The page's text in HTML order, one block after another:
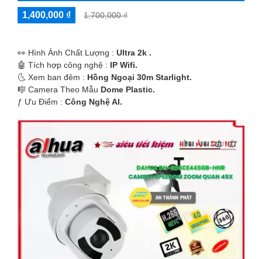
1,400,000 ₫ 1,700,000 ₫
️👀 Hình Ành Chất Lượng : Ultra 2k .
🤖️ Tích hợp công nghệ : IP Wifi.
🌜 Xem ban đêm : Hồng Ngoại 30m Starlight.
🎼️ Camera Theo Mẫu Dome Plastic.
️ƒ Ưu Điểm : Công Nghệ AI.